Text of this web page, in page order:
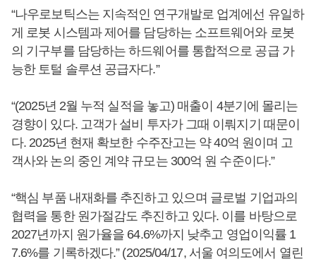
“나우로보틱스는 지속적인 연구개발로 업계에선 유일하
게 로봇 시스템과 제어를 담당하는 소프트웨어와 로봇
의 기구부를 담당하는 하드웨어를 통합적으로 공급 가
능한 토털 솔루션 공급자다.”
“(2025년 2월 누적 실적을 놓고) 매출이 4분기에 몰리는
경향이 있다. 고객가 설비 투자가 그때 이뤄지기 때문이
다. 2025년 현재 확보한 수주잔고는 약 40억 원이며 고
객사와 논의 중인 계약 규모는 300억 원 수준이다.”
“핵심 부품 내재화를 추진하고 있으며 글로벌 기업과의
협력을 통한 원가절감도 추진하고 있다. 이를 바탕으로
2027년까지 원가율을 64.6%까지 낮추고 영업이익률 1
7.6%를 기록하겠다.” (2025/04/17, 서울 여의도에서 열린